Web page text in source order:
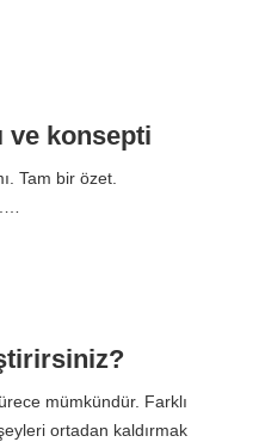
ve konsepti
Tam bir özet.
mümkündür. Farklı
ortadan kaldırmak